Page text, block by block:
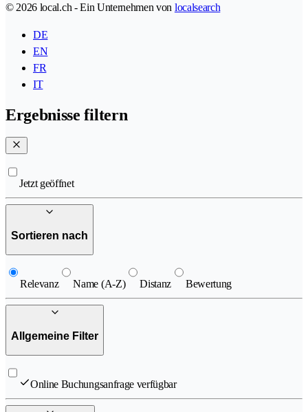
© 2026 local.ch - Ein Unternehmen von localsearch
DE
EN
FR
IT
Ergebnisse filtern
Jetzt geöffnet
Sortieren nach
Relevanz Name (A-Z) Distanz Bewertung
Allgemeine Filter
Online Buchungsanfrage verfügbar